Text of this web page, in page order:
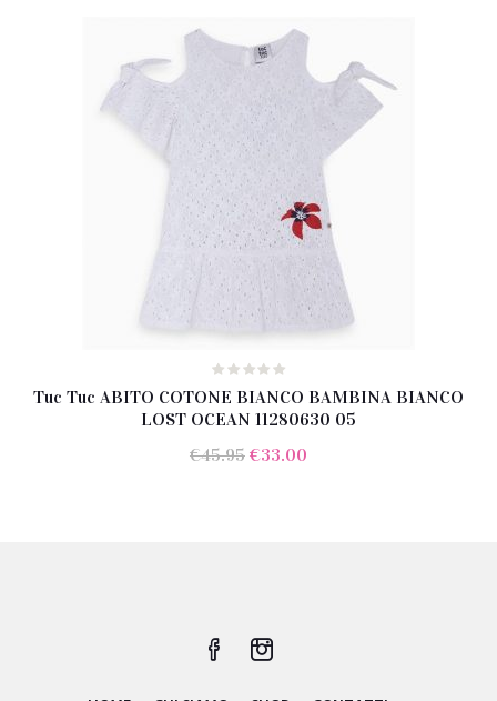
Tuc Tuc ABITO COTONE BIANCO BAMBINA BIANCO
LOST OCEAN 11280630 05
€45.95 Il
€33.00